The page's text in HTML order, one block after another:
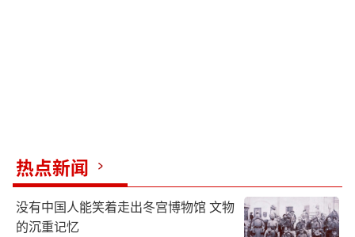
热点新闻
没有中国人能笑着走出冬宫博物馆 文物
的沉重记忆